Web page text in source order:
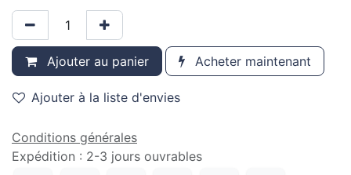
Ajouter au panier Acheter maintenant
Ajouter à la liste d'envies
Conditions générales
Expédition : 2-3 jours ouvrables